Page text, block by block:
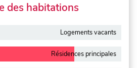
des habitations
Logements vacants
Résidences principales